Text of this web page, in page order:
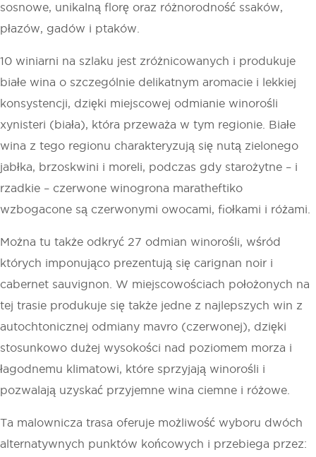
sosnowe, unikalną florę oraz różnorodność ssaków,
płazów, gadów i ptaków.
10 winiarni na szlaku jest zróżnicowanych i produkuje
białe wina o szczególnie delikatnym aromacie i lekkiej
konsystencji, dzięki miejscowej odmianie winorośli
xynisteri (biała), która przeważa w tym regionie. Białe
wina z tego regionu charakteryzują się nutą zielonego
jabłka, brzoskwini i moreli, podczas gdy starożytne – i
rzadkie – czerwone winogrona maratheftiko
wzbogacone są czerwonymi owocami, fiołkami i różami.
Można tu także odkryć 27 odmian winorośli, wśród
których imponująco prezentują się carignan noir i
cabernet sauvignon. W miejscowościach położonych na
tej trasie produkuje się także jedne z najlepszych win z
autochtonicznej odmiany mavro (czerwonej), dzięki
stosunkowo dużej wysokości nad poziomem morza i
łagodnemu klimatowi, które sprzyjają winorośli i
pozwalają uzyskać przyjemne wina ciemne i różowe.
Ta malownicza trasa oferuje możliwość wyboru dwóch
alternatywnych punktów końcowych i przebiega przez: